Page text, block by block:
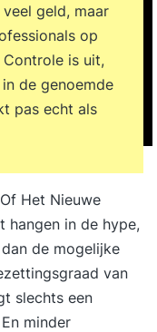
geld, maar
op
is uit,
de genoemde
pas echt als
Het Nieuwe
in de hype,
de mogelijke
van
slechts een
minder